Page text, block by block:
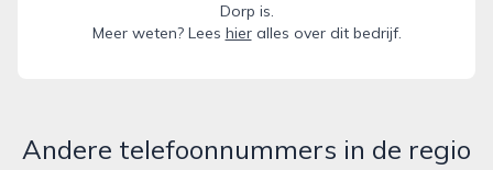
Dorp is.
Meer weten? Lees hieralles over dit bedrijf.
Andere telefoonnummers in de regio